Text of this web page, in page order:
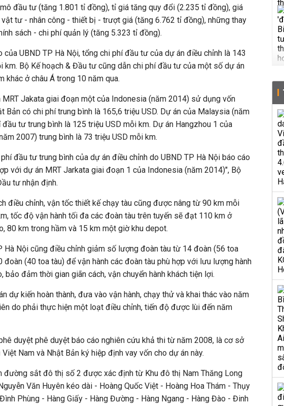
đầu tư (tăng 1.801 tỉ đồng), tỉ giá tăng quy đổi (2.235 tỉ đồng), giá
tư - nhân công - thiết bị - trượt giá (tăng 6.762 tỉ đồng), những thay
sách - chi phí quản lý (tăng 5.323 tỉ đồng).
của UBND TP Hà Nội, tổng chi phí đầu tư của dự án điều chỉnh là 143
km. Bộ Kế hoạch & Đầu tư cũng dẫn chi phí đầu tư của một số dự án
khác ở châu Á trong 10 năm qua.
MRT Jakata giai đoạn một của Indonesia (năm 2014) sử dụng vốn
Bản có chi phí trung bình là 165,6 triệu USD. Dự án của Malaysia (năm
tư trung bình là 125 triệu USD mỗi km. Dự án Hangzhou 1 của
2007) trung bình là 73 triệu USD mỗi km.
đầu tư trung bình của dự án điều chỉnh do UBND TP Hà Nội báo cáo
với dự án MRT Jarkata giai đoạn 1 của Indonesia (năm 2014)", Bộ
tư nhận định.
điều chỉnh, vận tốc thiết kế chạy tàu cũng được nâng từ 90 km mỗi
tốc độ vận hành tối đa các đoàn tàu trên tuyến sẽ đạt 110 km ở
80 km trong hầm và 15 km một giờ khu depot.
Hà Nội cũng điều chỉnh giảm số lượng đoàn tàu từ 14 đoàn (56 toa
đoàn (40 toa tàu) để vận hành các đoàn tàu phù hợp với lưu lượng hành
bảo đảm thời gian giãn cách, vận chuyển hành khách tiện lợi.
dự kiến hoàn thành, đưa vào vận hành, chạy thử và khai thác vào năm
do phải thực hiện một loạt điều chỉnh, tiến độ được lùi đến năm
duyệt phê duyệt báo cáo nghiên cứu khả thi từ năm 2008, là cơ sở
Việt Nam và Nhật Bản ký hiệp định vay vốn cho dự án này.
đường sắt đô thị số 2 được xác định từ Khu đô thị Nam Thăng Long
Văn Huyên kéo dài - Hoàng Quốc Việt - Hoàng Hoa Thám - Thụy
Phùng - Hàng Giấy - Hàng Đường - Hàng Ngang - Hàng Đào - Đinh